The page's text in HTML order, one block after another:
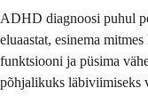
ADHD diagnoosi puhul
eluaastat, esinema
funktsiooni ja püsima
põhjalikuks läbiviimiseks